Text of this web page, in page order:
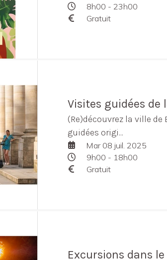
8h00 - 23h00
Gratuit
Visites guidées de
(Re)découvrez la ville
guidées origi...
Mar 08 juil. 2025
9h00 - 18h00
Gratuit
Excursions dans